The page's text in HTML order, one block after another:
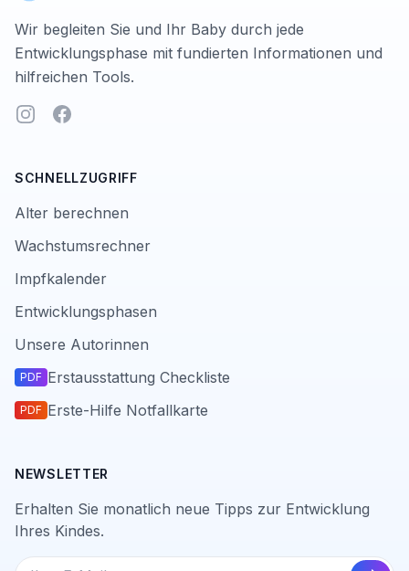
Wir begleiten Sie und Ihr Baby durch jede
Entwicklungsphase mit fundierten Informationen und
hilfreichen Tools.
InstagramFacebook
SCHNELLZUGRIFF
Alter berechnen
Wachstumsrechner
Impfkalender
Entwicklungsphasen
Unsere Autorinnen
PDF Erstausstattung Checkliste
PDF Erste-Hilfe Notfallkarte
NEWSLETTER
Erhalten Sie monatlich neue Tipps zur Entwicklung
Ihres Kindes.